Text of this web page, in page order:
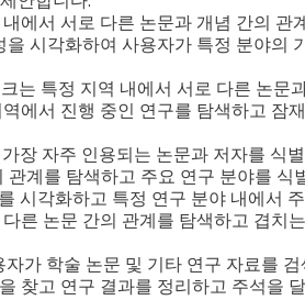
에서 서로 다른 논문과 개념 간의 관
시각화하여 사용자가 특정 분야의
는 특정 지역 내에서 서로 다른 논문
에서 진행 중인 연구를 탐색하고 잠
장 자주 인용되는 논문과 저자를 식
계를 탐색하고 주요 연구 분야를 식
시각화하고 특정 연구 분야 내에서
른 논문 간의 관계를 탐색하고 겹치
가 학술 논문 및 기타 연구 자료를
찾고 연구 결과를 정리하고 주석을